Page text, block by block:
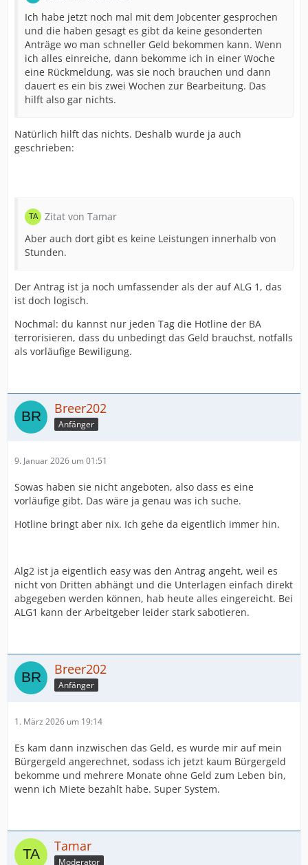
Ich habe jetzt noch mal mit dem Jobcenter gesprochen
und die haben gesagt es gibt da keine gesonderten
Anträge wo man schneller Geld bekommen kann. Wenn
ich alles einreiche, dann bekomme ich in einer Woche
eine Rückmeldung, was sie noch brauchen und dann
dauert es ein bis zwei Wochen zur Bearbeitung. Das
hilft also gar nichts.
Natürlich hilft das nichts. Deshalb wurde ja auch
geschrieben:
Zitat von Tamar
Aber auch dort gibt es keine Leistungen innerhalb von
Stunden.
Der Antrag ist ja noch umfassender als der auf ALG 1, das
ist doch logisch.
Nochmal: du kannst nur jeden Tag die Hotline der BA
terrorisieren, dass du unbedingt das Geld brauchst, notfalls
als vorläufige Bewiligung.
Breer202
Anfänger
9. Januar 2026 um 01:51
Sowas haben sie nicht angeboten, also dass es eine
vorläufige gibt. Das wäre ja genau was ich suche.
Hotline bringt aber nix. Ich gehe da eigentlich immer hin.
Alg2 ist ja eigentlich easy was den Antrag angeht, weil es
nicht von Dritten abhängt und die Unterlagen einfach direkt
abgegeben werden können, hab heute alles eingereicht. Bei
ALG1 kann der Arbeitgeber leider stark sabotieren.
Breer202
Anfänger
1. März 2026 um 19:14
Es kam dann inzwischen das Geld, es wurde mir auf mein
Bürgergeld angerechnet, sodass ich jetzt kaum Bürgergeld
bekomme und mehrere Monate ohne Geld zum Leben bin,
wenn ich Miete bezahlt habe. Super System.
Tamar
Moderator